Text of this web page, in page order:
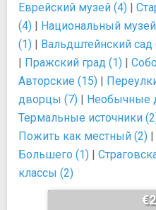
Еврейский музей (4) |
(4) | Национальный
(1) | Вальдштейнский сад
| Пражский град (1) |
Авторские (15) |
дворцы (7) | Необычные
Термальные источники
Пожить как местный (2) |
Большего (1) |
классы (2)